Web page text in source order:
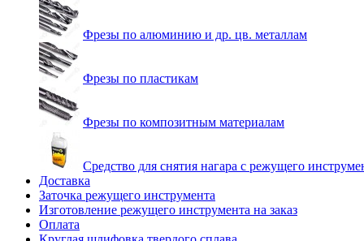
Фрезы по алюминию и др. цв. металлам
Фрезы по пластикам
Фрезы по композитным материалам
Средство для снятия нагара с режущего
Доставка
Заточка режущего инструмента
Изготовление режущего инструмента на заказ
Оплата